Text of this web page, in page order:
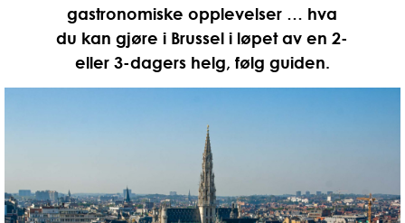
gastronomiske opplevelser … hva
du kan gjøre i Brussel i løpet av en 2-
eller 3-dagers helg, følg guiden.